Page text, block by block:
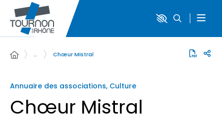
… Chœur Mistral
Annuaire des associations, Culture
Chœur Mistral